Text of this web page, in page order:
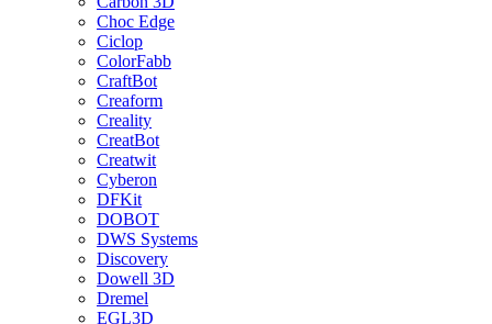
Choc Edge
Ciclop
ColorFabb
CraftBot
Creaform
Creality
CreatBot
Creatwit
Cyberon
DFKit
DOBOT
DWS Systems
Discovery
Dowell 3D
Dremel
EGL3D